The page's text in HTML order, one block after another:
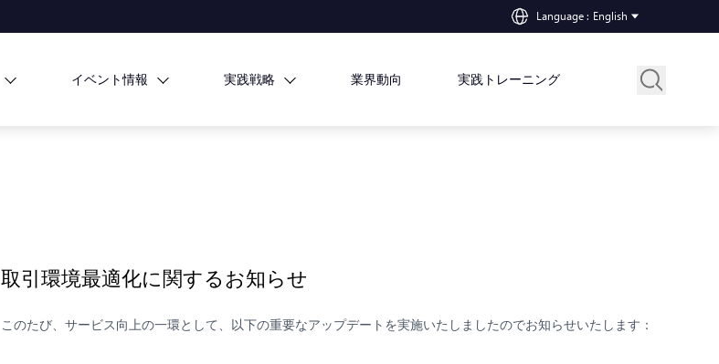
Language : English
イベント情報 実践戦略 業界動向 実践トレーニング
取引環境最適化に関するお知らせ
このたび、サービス向上の一環として、以下の重要なアップデートを実施いたしましたのでお知らせいたします：